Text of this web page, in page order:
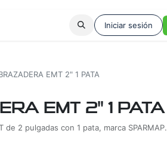
Iniciar sesión
EMT 2" 1 PATA
EMT 2" 1 PATA
de 2 pulgadas con 1 pata, marca SPARMAP.